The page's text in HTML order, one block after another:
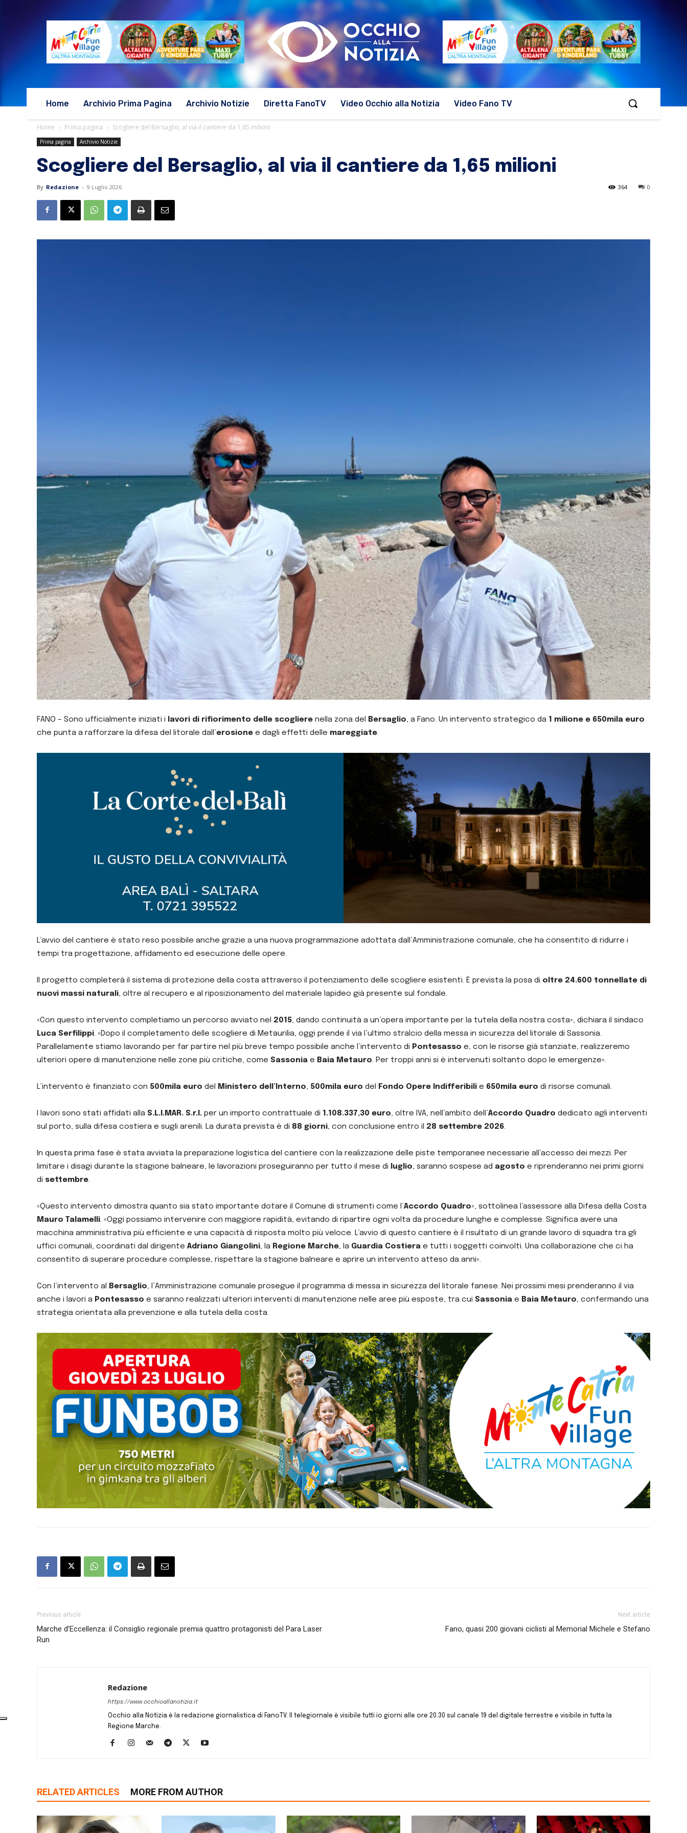
Home Archivio Prima Pagina Archivio Notizie Diretta FanoTV Video Occhio alla Notizia Video Fano TV
Home Prima pagina Scogliere del Bersaglio, al via il cantiere da 1,65 milioni
Prima pagina Archivio Notizie
Scogliere del Bersaglio, al via il cantiere da 1,65 milioni
By Redazione - 9 Luglio 2026 0
364
FANO – Sono ufficialmente iniziati i lavori di rifiorimento delle scogliere nella zona del Bersaglio, a Fano. Un intervento strategico da 1 milione e 650mila euro
che punta a rafforzare la difesa del litorale dall’erosione e dagli effetti delle mareggiate.
L’avvio del cantiere è stato reso possibile anche grazie a una nuova programmazione adottata dall’Amministrazione comunale, che ha consentito di ridurre i
tempi tra progettazione, affidamento ed esecuzione delle opere.
Il progetto completerà il sistema di protezione della costa attraverso il potenziamento delle scogliere esistenti. È prevista la posa di oltre 24.600 tonnellate di
nuovi massi naturali, oltre al recupero e al riposizionamento del materiale lapideo già presente sul fondale.
«Con questo intervento completiamo un percorso avviato nel 2015, dando continuità a un’opera importante per la tutela della nostra costa», dichiara il sindaco
Luca Serfilippi. «Dopo il completamento delle scogliere di Metaurilia, oggi prende il via l’ultimo stralcio della messa in sicurezza del litorale di Sassonia.
Parallelamente stiamo lavorando per far partire nel più breve tempo possibile anche l’intervento di Pontesasso e, con le risorse già stanziate, realizzeremo
ulteriori opere di manutenzione nelle zone più critiche, come Sassonia e Baia Metauro. Per troppi anni si è intervenuti soltanto dopo le emergenze».
L’intervento è finanziato con 500mila euro del Ministero dell’Interno, 500mila euro del Fondo Opere Indifferibili e 650mila euro di risorse comunali.
I lavori sono stati affidati alla S.L.I.MAR. S.r.l. per un importo contrattuale di 1.108.337,30 euro, oltre IVA, nell’ambito dell’Accordo Quadro dedicato agli interventi
sul porto, sulla difesa costiera e sugli arenili. La durata prevista è di 88 giorni, con conclusione entro il 28 settembre 2026.
In questa prima fase è stata avviata la preparazione logistica del cantiere con la realizzazione delle piste temporanee necessarie all’accesso dei mezzi. Per
limitare i disagi durante la stagione balneare, le lavorazioni proseguiranno per tutto il mese di
luglio, saranno sospese ad agosto e riprenderanno nei primi giorni
di settembre.
«Questo intervento dimostra quanto sia stato importante dotare il Comune di strumenti come l’Accordo Quadro», sottolinea l’assessore alla Difesa della Costa
Mauro Talamelli. «Oggi possiamo intervenire con maggiore rapidità, evitando di ripartire ogni volta da procedure lunghe e complesse. Significa avere una
macchina amministrativa più efficiente e una capacità di risposta molto più veloce. L’avvio di questo cantiere è il risultato di un grande lavoro di squadra tra gli
uffici comunali, coordinati dal dirigente Adriano Giangolini, la Regione Marche, la Guardia Costiera e tutti i soggetti coinvolti. Una collaborazione che ci ha
consentito di superare procedure complesse, rispettare la stagione balneare e aprire un intervento atteso da anni».
Con l’intervento al Bersaglio, l’Amministrazione comunale prosegue il programma di messa in sicurezza del litorale fanese. Nei prossimi mesi prenderanno il via
anche i lavori a Pontesasso e saranno realizzati ulteriori interventi di manutenzione nelle aree più esposte, tra cui Sassonia e Baia Metauro, confermando una
strategia orientata alla prevenzione e alla tutela della costa.
Previous article
Marche d’Eccellenza: il Consiglio regionale premia quattro protagonisti del Para Laser
Run
Next article
Fano, quasi 200 giovani ciclisti al Memorial Michele e Stefano
Redazione
https://www.occhioallanotizia.it
Occhio alla Notizia è la redazione giornalistica di FanoTV. Il telegiornale è visibile tutti io giorni alle ore 20.30 sul canale 19 del digitale terrestre e visibile in tutta la
Regione Marche.
RELATED ARTICLES MORE FROM AUTHOR